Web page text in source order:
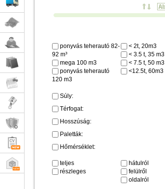
ponyvás teherautó 82-
92 m³
mega 100 m3
ponyvás teherautó
120 m3
< 2t, 20m3
< 3.5 t, 35 m3
< 7.5 t, 50 m3
<12.5t, 60m3
Súly:
Térfogat:
Hosszúság:
Paletták:
Hőmérséklet:
teljes
részleges
hátulról
felülről
oldalról